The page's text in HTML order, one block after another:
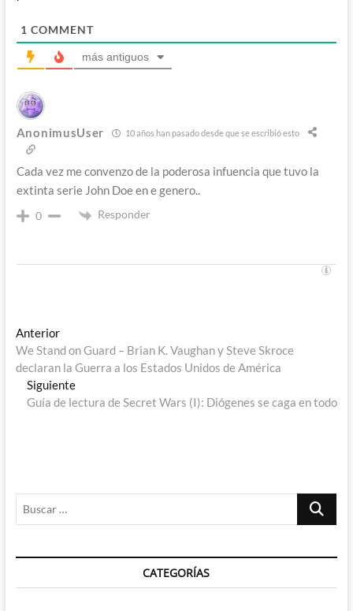
1 COMMENT
más antiguos
AnonimusUser 10 años han pasado desde que se escribió esto
Cada vez me convenzo de la poderosa infuencia que tuvo la
extinta serie John Doe en e genero..
0 Responder
Navegación
de
entradas
AnteriorEntrada
anterior:
We Stand on Guard – Brian K. Vaughan y Steve Skroce
declaran la Guerra a los Estados Unidos de América
SiguienteEntrada
siguiente:
Guía de lectura de Secret Wars (I): Diógenes se caga en todo
Buscar
CATEGORÍAS